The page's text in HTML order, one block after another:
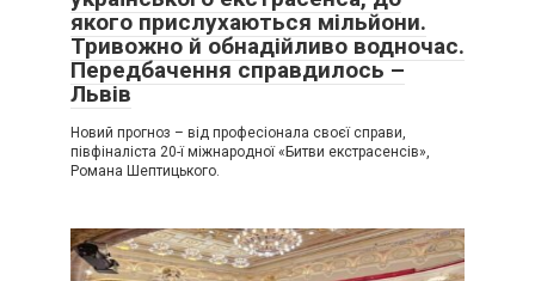
якого прислухаються мільйони.
Тривожно й обнадійливо водночас.
Передбачення справдилось –
Львів
Новий прогноз – від професіонала своєї справи,
півфіналіста 20-ї міжнародної «Битви екстрасенсів»,
Романа Шептицького.